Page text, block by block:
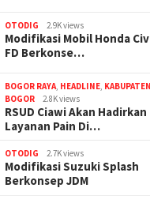
OTODIG 2.9K views
Modifikasi Mobil Honda
FD Berkonse…
BOGOR RAYA, HEADLINE, KABUPATEN
BOGOR
2.8K views
RSUD Ciawi Akan Hadirkan
Layanan Pain Di…
OTODIG 2.7K views
Modifikasi Suzuki Splash
Berkonsep JDM